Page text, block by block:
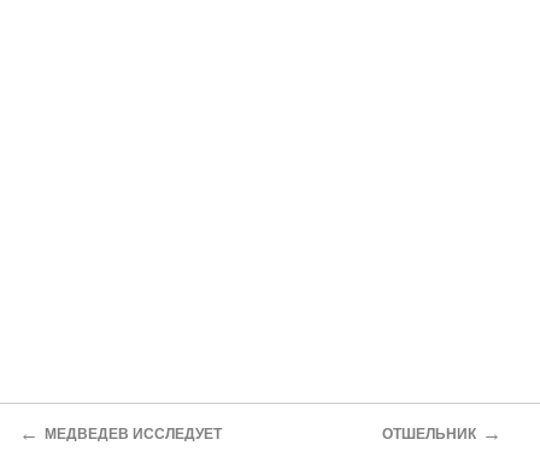
← МЕДВЕДЕВ ИССЛЕДУЕТ ОТШЕЛЬНИК →